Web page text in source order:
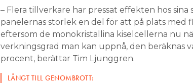
– Flera tillverkare har pressat effekten hos
panelernas storlek en del för att på plats med
eftersom de monokristallina kiselcellerna nu
verkningsgrad man kan uppnå, den beräknas
procent, berättar Tim Ljunggren.
LÅNGT TILL GENOMBROTT: